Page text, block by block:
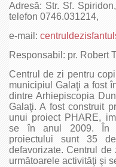
Adresă: Str. Sf.
telefon 0746.031214,
e‑mail:
Responsabil: pr. Robert
Centrul de zi pentru
municipiul Galaţi a fost
dintre Arhiepiscopia
Galaţi. A fost construit
unui proiect PHARE,
se în anul 2009. În
proiectului sunt 35
defavorizate. Centrul
următoarele activităţi şi